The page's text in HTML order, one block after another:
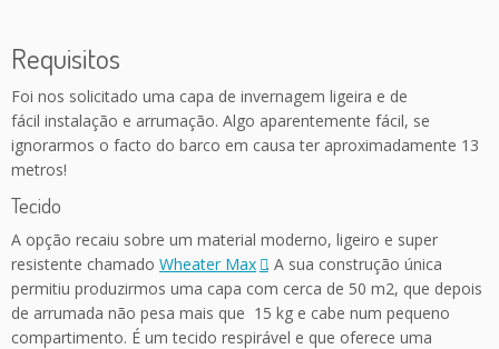
Requisitos
Foi nos solicitado uma capa de invernagem ligeira e de
fácil instalação e arrumação. Algo aparentemente fácil, se
ignorarmos o facto do barco em causa ter aproximadamente 13
metros!
Tecido
A opção recaiu sobre um material moderno, ligeiro e super
resistente chamado Wheater Max . A sua construção única
permitiu produzirmos uma capa com cerca de 50 m2, que depois
de arrumada não pesa mais que 15 kg e cabe num pequeno
compartimento. É um tecido respirável e que oferece uma